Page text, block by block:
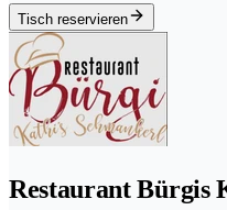
Tisch reservieren
Restaurant Bürgis